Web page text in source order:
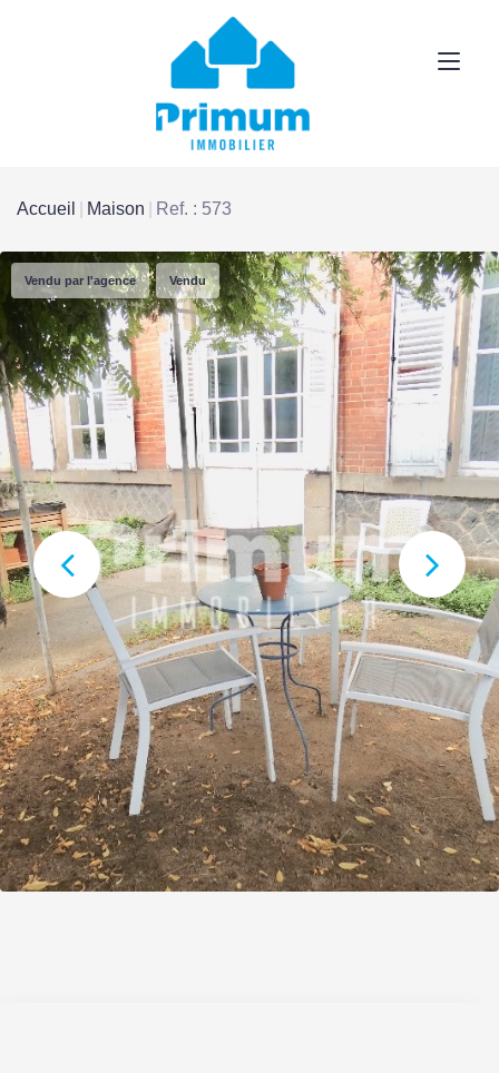
Accueil Maison Ref. : 573
Vendu par l'agence Vendu